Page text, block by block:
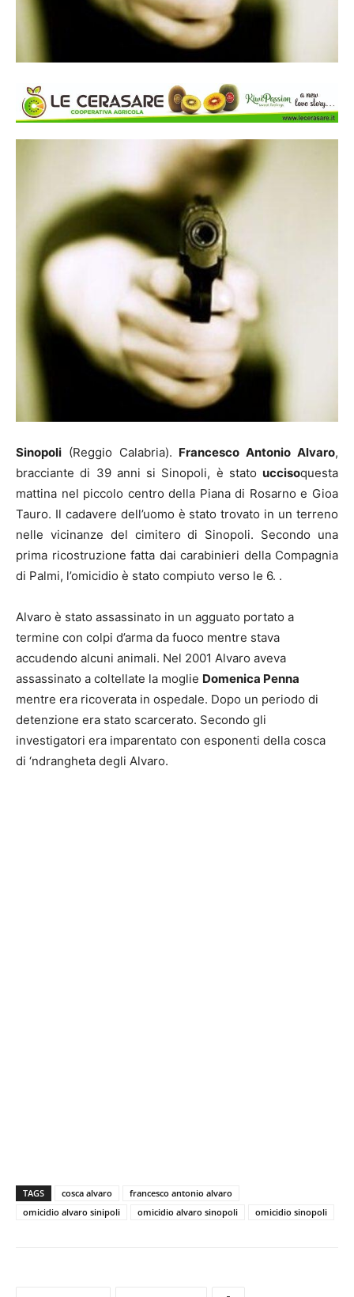
Sinopoli (Reggio Calabria). Francesco Antonio Alvaro,
bracciante di 39 anni si Sinopoli, è stato uccisoquesta
mattina nel piccolo centro della Piana di Rosarno e Gioa
Tauro. Il cadavere dell’uomo è stato trovato in un terreno
nelle vicinanze del cimitero di Sinopoli. Secondo una
prima ricostruzione fatta dai carabinieri della Compagnia
di Palmi, l’omicidio è stato compiuto verso le 6. .
Alvaro è stato assassinato in un agguato portato a
termine con colpi d’arma da fuoco mentre stava
accudendo alcuni animali. Nel 2001 Alvaro aveva
assassinato a coltellate la moglie Domenica Penna
mentre era ricoverata in ospedale. Dopo un periodo di
detenzione era stato scarcerato. Secondo gli
investigatori era imparentato con esponenti della cosca
di ‘ndrangheta degli Alvaro.
TAGS cosca alvaro
francesco antonio alvaro
omicidio alvaro sinipoli
omicidio alvaro sinopoli omicidio sinopoli